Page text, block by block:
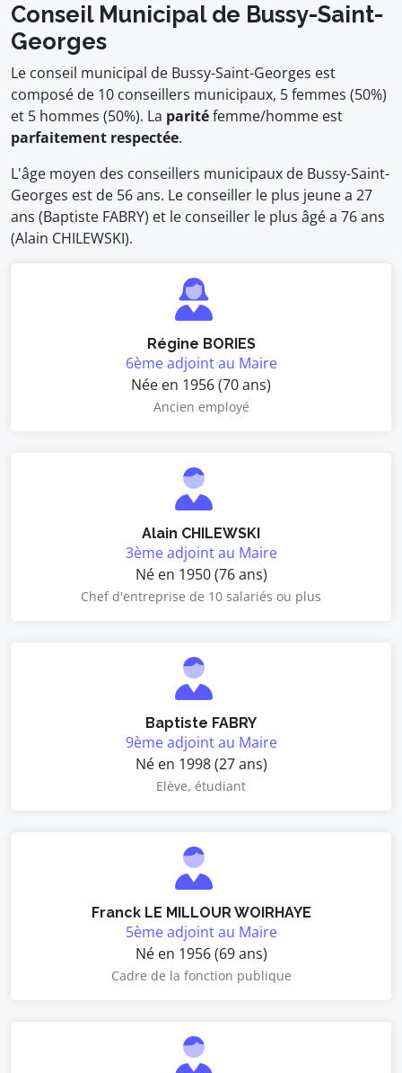
Conseil Municipal de Bussy-Saint-
Georges
Le conseil municipal de Bussy-Saint-Georges est
composé de 10 conseillers municipaux, 5 femmes (50%)
et 5 hommes (50%). La paritéfemme/homme est
parfaitement respectée.
L'âge moyen des conseillers municipaux de Bussy-Saint-
Georges est de 56 ans. Le conseiller le plus jeune a 27
ans (Baptiste FABRY) et le conseiller le plus âgé a 76 ans
(Alain CHILEWSKI).
Régine BORIES
6ème adjoint au Maire
Née en 1956 (70 ans)
Ancien employé
Alain CHILEWSKI
3ème adjoint au Maire
Né en 1950 (76 ans)
Chef d'entreprise de 10 salariés ou plus
Baptiste FABRY
9ème adjoint au Maire
Né en 1998 (27 ans)
Elève, étudiant
Franck LE MILLOUR WOIRHAYE
5ème adjoint au Maire
Né en 1956 (69 ans)
Cadre de la fonction publique